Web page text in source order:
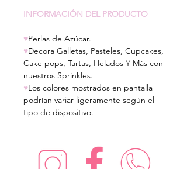
INFORMACIÓN DEL PRODUCTO
♥Perlas de Azúcar.
♥Decora Galletas, Pasteles, Cupcakes,
Cake pops, Tartas, Helados Y Más con
nuestros Sprinkles.
♥Los colores mostrados en pantalla
podrían variar ligeramente según el
tipo de dispositivo.